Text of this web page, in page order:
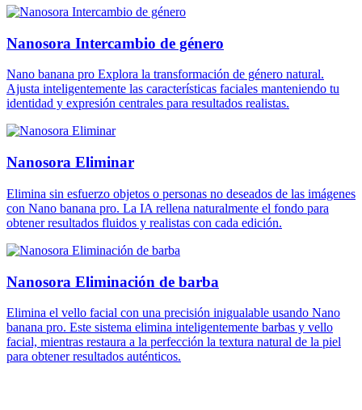
Nanosora Intercambio de género
Nano banana pro Explora la transformación de género natural.
Ajusta inteligentemente las características faciales manteniendo tu
identidad y expresión centrales para resultados realistas.
Nanosora Eliminar
Elimina sin esfuerzo objetos o personas no deseados de las imágenes
con Nano banana pro. La IA rellena naturalmente el fondo para
obtener resultados fluidos y realistas con cada edición.
Nanosora Eliminación de barba
Elimina el vello facial con una precisión inigualable usando Nano
banana pro. Este sistema elimina inteligentemente barbas y vello
facial, mientras restaura a la perfección la textura natural de la piel
para obtener resultados auténticos.